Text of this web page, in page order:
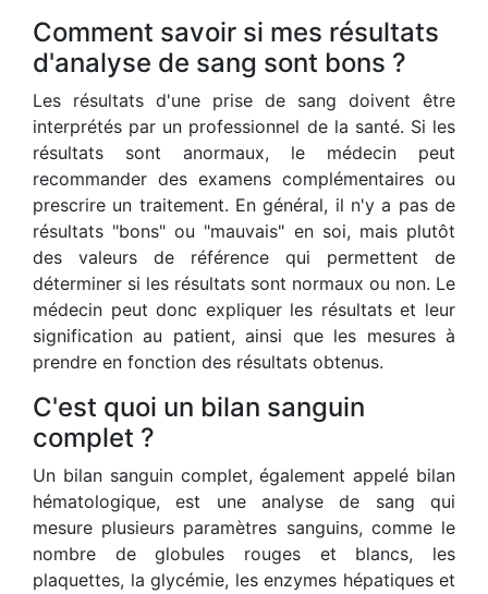
Comment savoir si mes résultats
d'analyse de sang sont bons ?
Les résultats d'une prise de sang doivent être
interprétés par un professionnel de la santé. Si les
résultats sont anormaux, le médecin peut
recommander des examens complémentaires ou
prescrire un traitement. En général, il n'y a pas de
résultats "bons" ou "mauvais" en soi, mais plutôt
des valeurs de référence qui permettent de
déterminer si les résultats sont normaux ou non. Le
médecin peut donc expliquer les résultats et leur
signification au patient, ainsi que les mesures à
prendre en fonction des résultats obtenus.
C'est quoi un bilan sanguin
complet ?
Un bilan sanguin complet, également appelé bilan
hématologique, est une analyse de sang qui
mesure plusieurs paramètres sanguins, comme le
nombre de globules rouges et blancs, les
plaquettes, la glycémie, les enzymes hépatiques et